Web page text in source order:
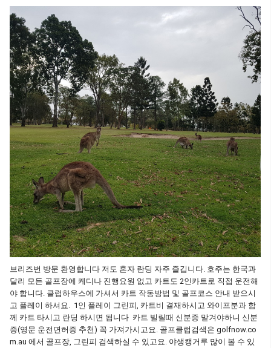
브리즈번 방문 환영합니다 저도 혼자 란딩 자주 즐깁니다. 호주는 한국과
달리 모든 골프장에 케디나 진행요원 없고 카트도 2인카트로 직접 운전해
야 합니다. 클럽하우스에 가셔서 카트 작동방법 및 골프코스 안내 받으시
고 플레이 하셔요. 1인 플레이 그린피, 카트비 결재하시고 와이프분과 함
께 카트 타시고 란딩 하시면 됩니다 카트 빌릴때 신분증 맡겨야하니 신분
증(영문 운전면허증 추천) 꼭 가져가시고요. 골프클럽검색은 golfnow.co
m.au 에서 골프장, 그린피 검색하실 수 있고요. 야생캥거루 많이 볼 수 있